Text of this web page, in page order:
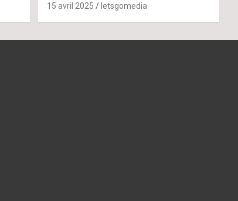
15 avril 2025 letsgomedia